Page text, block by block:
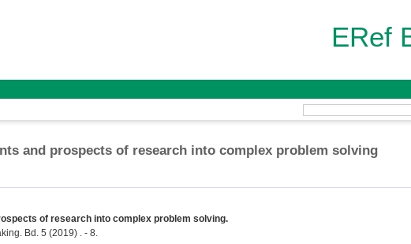
ERef
and prospects of research into complex problem solving
of research into complex problem solving.
Bd. 5 (2019) . - 8.